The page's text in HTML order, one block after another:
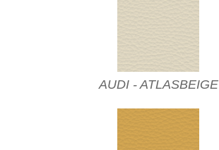
AUDI - ATLASBEIGE